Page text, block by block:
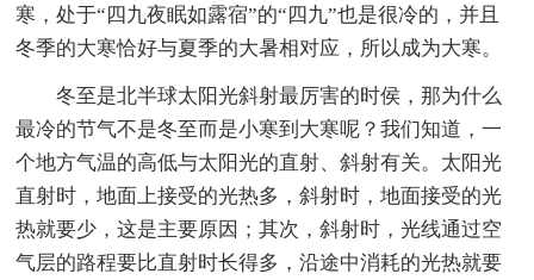
寒，处于“四九夜眠如露宿”的“四九”也是很冷的，并且
冬季的大寒恰好与夏季的大暑相对应，所以成为大寒。
冬至是北半球太阳光斜射最厉害的时侯，那为什么
最冷的节气不是冬至而是小寒到大寒呢？我们知道，一
个地方气温的高低与太阳光的直射、斜射有关。太阳光
直射时，地面上接受的光热多，斜射时，地面接受的光
热就要少，这是主要原因；其次，斜射时，光线通过空
气层的路程要比直射时长得多，沿途中消耗的光热就要